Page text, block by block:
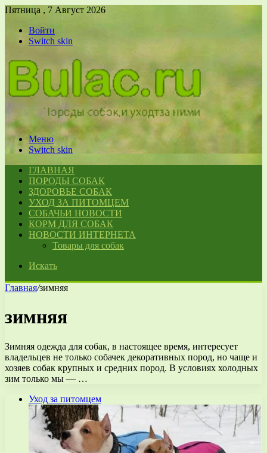
Пятница , 7 Август 2026
Войти
Switch skin
Меню
Switch skin
ГЛАВНАЯ
ПОРОДЫ СОБАК
ЗДОРОВЬЕ СОБАК
УХОД ЗА ПИТОМЦЕМ
СОБАЧЬИ НОВОСТИ
КОРМ ДЛЯ СОБАК
НОВОСТИ ИНТЕРНЕТА
Товары для собак
Искать
Главная/зимняя
зимняя
Зимняя одежда для собак, в настоящее время, интересует
владельцев не только собачек декоративных пород, но чаще и
хозяев собак крупных и средних пород. В условиях холодных
зим только мы — …
Уход за питомцем